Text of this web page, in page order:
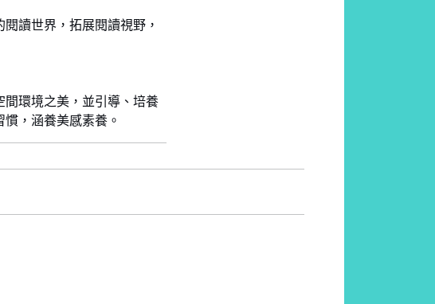
讀世界，拓展閱讀視野，
環境之美，並引導、培養
，涵養美感素養。